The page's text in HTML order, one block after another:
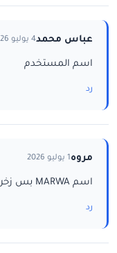
عباس محمد4 يوليو 2026
اسم المستخدم
رد
مروه1 يوليو 2026
اسم MARWA بس زخرفات اكثر
رد